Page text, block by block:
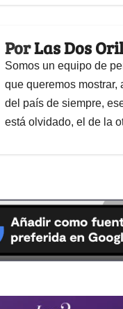
PorLas Dos
Somos un equipo de
que queremos mostrar,
del país de siempre,
está olvidado, el de la